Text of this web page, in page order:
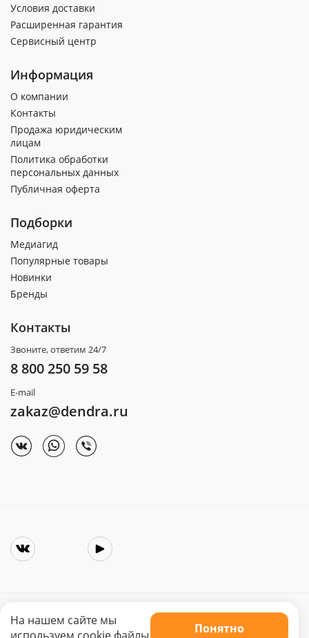
Условия доставки
Расширенная гарантия
Сервисный центр
Информация
О компании
Контакты
Продажа юридическим
лицам
Политика обработки
персональных данных
Публичная оферта
Подборки
Медиагид
Популярные товары
Новинки
Бренды
Контакты
Звоните, ответим 24/7
8 800 250 59 58
E-mail
zakaz@dendra.ru
Copyright © 2025. Интернет-магазин «Dendra»
На нашем сайте мы
Понятно